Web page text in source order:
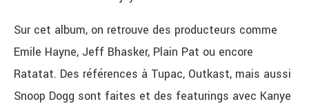
Sur cet album, on retrouve des producteurs comme
Emile Hayne, Jeff Bhasker, Plain Pat ou encore
Ratatat. Des références à Tupac, Outkast, mais aussi
Snoop Dogg sont faites et des featurings avec Kanye